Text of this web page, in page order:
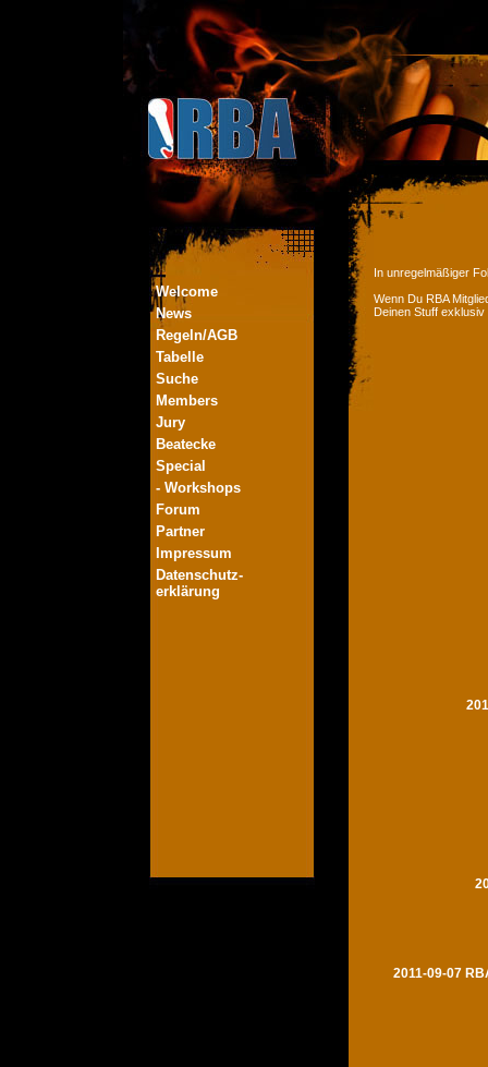
Welcome
News
Regeln/AGB
Tabelle
Suche
Members
Jury
Beatecke
Special
- Workshops
Forum
Partner
Impressum
Datenschutz-
erklärung
In unregelmäßiger
Wenn Du RBA
Deinen Stuff
2011-09-07